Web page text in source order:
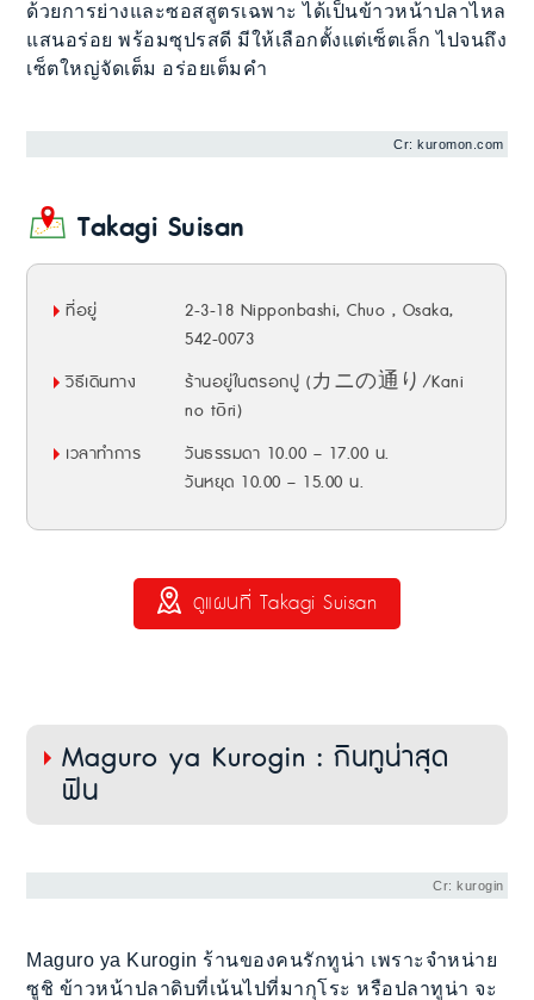
ด้วยการย่างและซอสสูตรเฉพาะ ได้เป็นข้าวหน้าปลาไหล
แสนอร่อย พร้อมซุปรสดี มีให้เลือกตั้งแต่เซ็ตเล็ก ไปจนถึง
เซ็ตใหญ่จัดเต็ม อร่อยเต็มคำ
Cr: kuromon.com
Takagi Suisan
ที่อยู่
2-3-18 Nipponbashi, Chuo , Osaka,
542-0073
วิธีเดินทาง
ร้านอยู่ในตรอกปู (カニの通り/Kani
no tōri)
เวลาทำการ
วันธรรมดา 10.00 – 17.00 น.
วันหยุด 10.00 – 15.00 น.
ดูแผนที่ Takagi Suisan
Maguro ya Kurogin : กินทูน่าสุด
ฟิน
Cr: kurogin
Maguro ya Kurogin ร้านของคนรักทูน่า เพราะจำหน่าย
ซูชิ ข้าวหน้าปลาดิบที่เน้นไปที่มากุโระ หรือปลาทูน่า จะ